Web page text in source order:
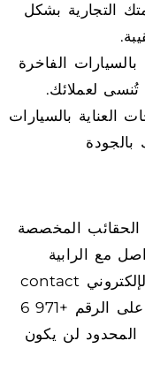
التجارية بشكل
بالسيارات الفاخرة
لعملائك.
العناية بالسيارات
بالجودة
المخصصة
مع الرابية
لإكسسوارات السيارات عبر البريد الإلكتروني contact
info@al-rabiya.com أو الاتصال على الرقم +971 6
المحدود لن يكون